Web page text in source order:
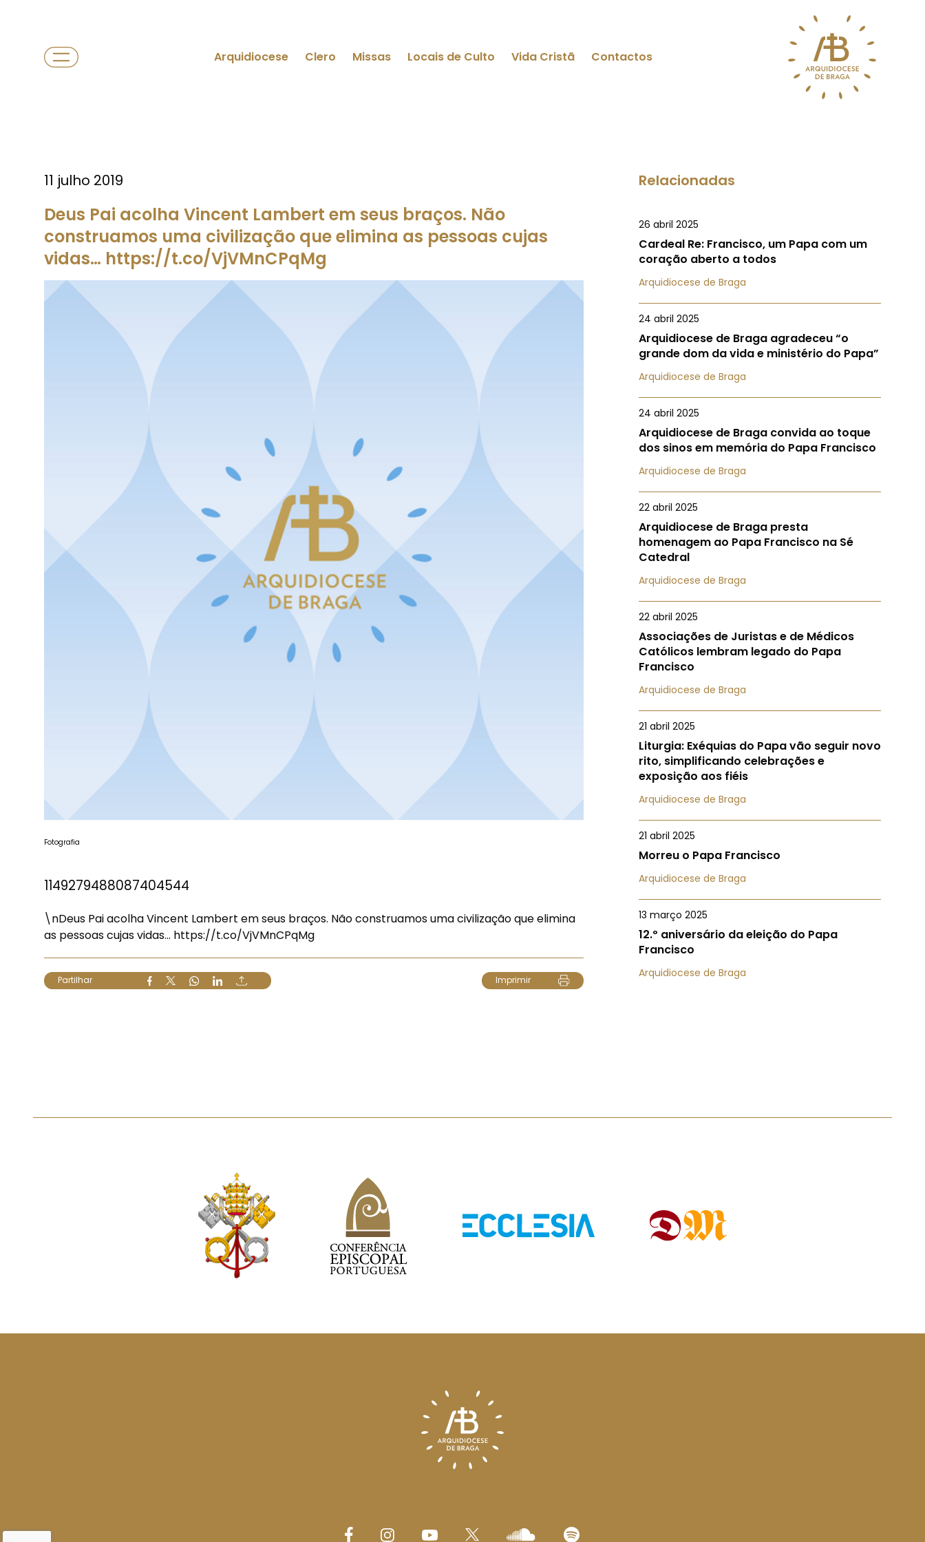
Arquidiocese Clero Missas Locais de Culto Vida Cristã Contactos
11 julho 2019
Deus Pai acolha Vincent Lambert em seus braços. Não
construamos uma civilização que elimina as pessoas cujas
vidas… https://t.co/VjVMnCPqMg
Fotografia
1149279488087404544
\nDeus Pai acolha Vincent Lambert em seus braços. Não construamos uma civilização que elimina
as pessoas cujas vidas… https://t.co/VjVMnCPqMg
Partilhar Imprimir
Relacionadas
26 abril 2025
Cardeal Re: Francisco, um Papa com um
coração aberto a todos
Arquidiocese de Braga
24 abril 2025
Arquidiocese de Braga agradeceu “o
grande dom da vida e ministério do Papa”
Arquidiocese de Braga
24 abril 2025
Arquidiocese de Braga convida ao toque
dos sinos em memória do Papa Francisco
Arquidiocese de Braga
22 abril 2025
Arquidiocese de Braga presta
homenagem ao Papa Francisco na Sé
Catedral
Arquidiocese de Braga
22 abril 2025
Associações de Juristas e de Médicos
Católicos lembram legado do Papa
Francisco
Arquidiocese de Braga
21 abril 2025
Liturgia: Exéquias do Papa vão seguir novo
rito, simplificando celebrações e
exposição aos fiéis
Arquidiocese de Braga
21 abril 2025
Morreu o Papa Francisco
Arquidiocese de Braga
13 março 2025
12.º aniversário da eleição do Papa
Francisco
Arquidiocese de Braga